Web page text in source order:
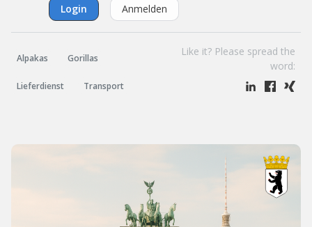
Login Anmelden
Alpakas Gorillas
Lieferdienst Transport
Like it? Please spread the
word: